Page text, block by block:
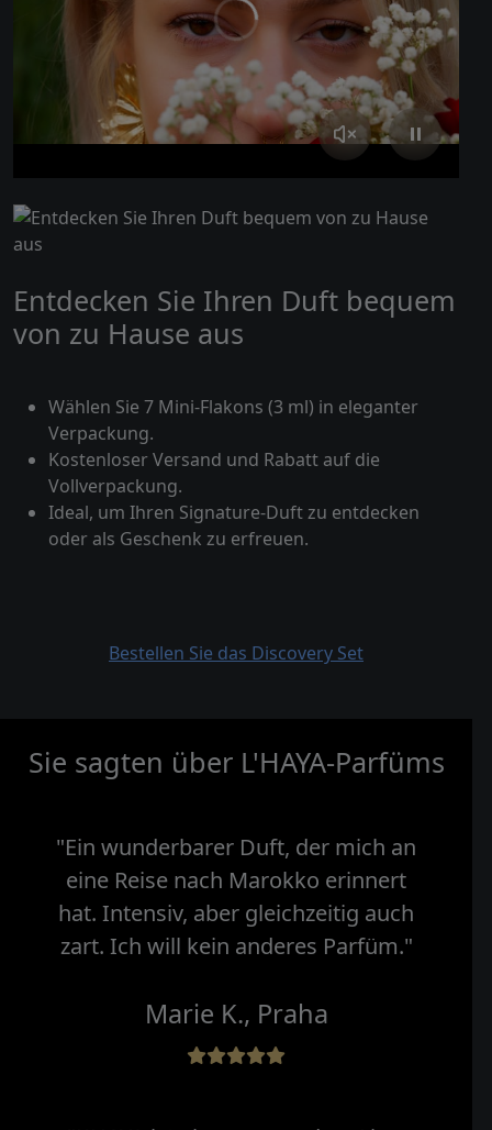
Entdecken Sie Ihren Duft bequem
von zu Hause aus
Wählen Sie 7 Mini-Flakons (3 ml) in eleganter
Verpackung.
Kostenloser Versand und Rabatt auf die
Vollverpackung.
Ideal, um Ihren Signature-Duft zu entdecken
oder als Geschenk zu erfreuen.
Bestellen Sie das Discovery Set
Sie sagten über L'HAYA-Parfüms
"Ein wunderbarer Duft, der mich an
eine Reise nach Marokko erinnert
hat. Intensiv, aber gleichzeitig auch
zart. Ich will kein anderes Parfüm."
Marie K., Praha